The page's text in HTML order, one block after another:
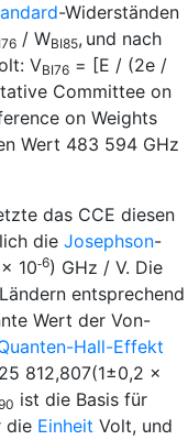
-Widerständen
/ WBI85, und nach
VBI76 = [E / (2e /
Committee on
on Weights
Wert 483 594 GHz
das CCE diesen
die Josephson-
× 10-6) GHz / V. Die
Ländern entsprechend
Wert der Von-
Hall-Effekt
25 812,807(1±0,2 ×
ist die Basis für
die Einheit Volt, und